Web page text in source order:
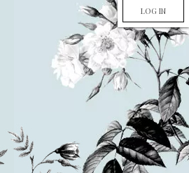
LOG IN